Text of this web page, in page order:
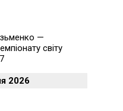
—
світу
2026